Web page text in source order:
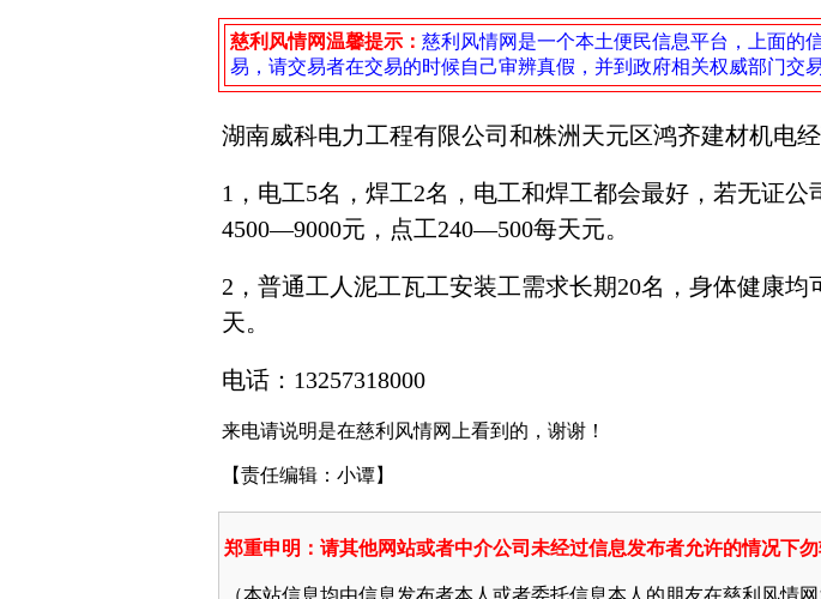
慈利风情网温馨提示： 慈利风情网是一个本土便民信息平台，上面的
易，请交易者在交易的时候自己审辨真假，并到政府相关权威部门交
湖南威科电力工程有限公司和株洲天元区鸿齐建材机电
1，电工5名，焊工2名，电工和焊工都会最好，若无证
4500—9000元，点工240—500每天元。
2，普通工人泥工瓦工安装工需求长期20名，身体健康
天。
电话：13257318000
来电请说明是在慈利风情网上看到的，谢谢！
【责任编辑：小谭】
郑重申明：请其他网站或者中介公司未经过信息发布者允许的情况下
（本站信息均由信息发布者本人或者委托信息本人的朋友在慈利风